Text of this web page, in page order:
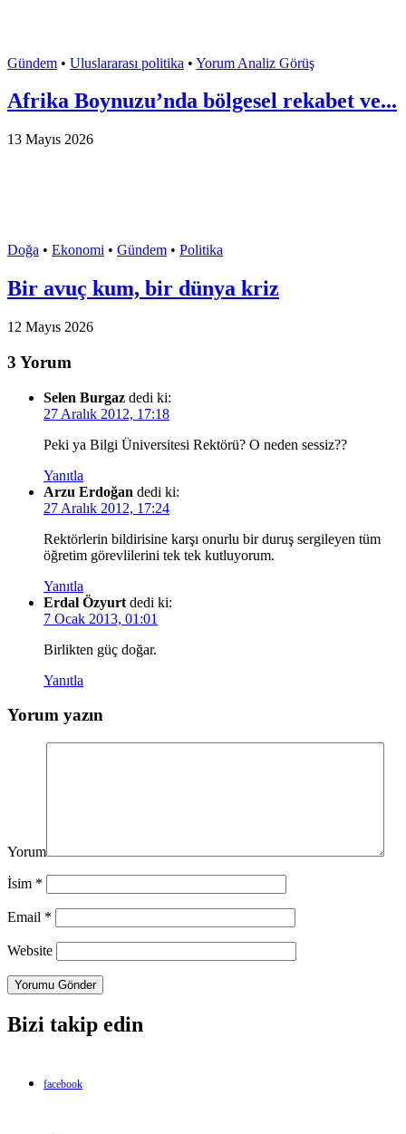
Gündem • Uluslararası politika • Yorum Analiz Görüş
Afrika Boynuzu’nda bölgesel rekabet ve...
13 Mayıs 2026
Doğa • Ekonomi • Gündem • Politika
Bir avuç kum, bir dünya kriz
12 Mayıs 2026
3 Yorum
Selen Burgaz dedi ki:
27 Aralık 2012, 17:18
Peki ya Bilgi Üniversitesi Rektörü? O neden sessiz??
Yanıtla
Arzu Erdoğan dedi ki:
27 Aralık 2012, 17:24
Rektörlerin bildirisine karşı onurlu bir duruş sergileyen tüm
öğretim görevlilerini tek tek kutluyorum.
Yanıtla
Erdal Özyurt dedi ki:
7 Ocak 2013, 01:01
Birlikten güç doğar.
Yanıtla
Yorum yazın
Yorum
İsim *
Email *
Website
Bizi takip edin
facebook